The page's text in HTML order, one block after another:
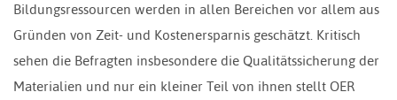
Bildungsressourcen werden in allen Bereichen vor allem aus
Gründen von Zeit- und Kostenersparnis geschätzt. Kritisch
sehen die Befragten insbesondere die Qualitätssicherung der
Materialien und nur ein kleiner Teil von ihnen stellt OER